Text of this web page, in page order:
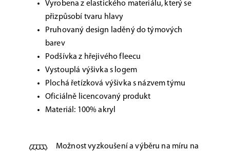
Vyrobena z elastického materiálu, který se
přizpůsobí tvaru hlavy
Pruhovaný design laděný do týmových
barev
Podšívka z hřejivého fleecu
Vystouplá výšivka s logem
Plochá řetízková výšivka s názvem týmu
Oficiálně licencovaný produkt
Materiál: 100% akryl
Možnost vyzkoušení a výběru na míru na